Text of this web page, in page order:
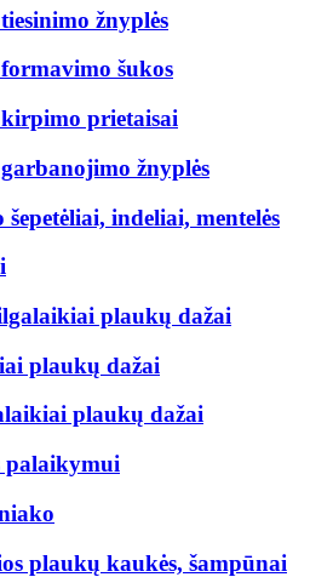
žnyplės
šukos
prietaisai
žnyplės
šepetėliai, indeliai, mentelės
plaukų dažai
plaukų dažai
plaukų dažai
palaikymui
plaukų kaukės, šampūnai